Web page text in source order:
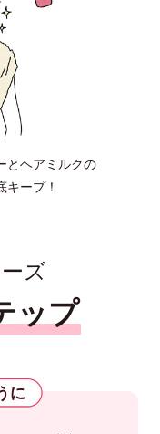
とヘアミルクの
ープ！
ズ
ップ
に